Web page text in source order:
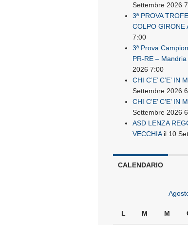
Settembre 2026
3ª PROVA
COLPO GIRONE
7:00
3ª Prova
PR-RE – Mandria
2026 7:00
CHI C’E’ C’E’ IN
Settembre 2026
CHI C’E’ C’E’ IN
Settembre 2026
ASD LENZA
VECCHIAil 10
CALENDARIO
L M M